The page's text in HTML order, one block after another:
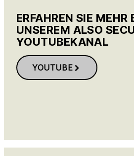
ERFAHREN SIE MEHR
UNSEREM ALSO
YOUTUBEKANAL
YOUTUBE